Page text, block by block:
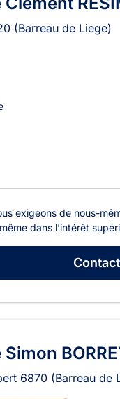
(Barreau de Liege)
exigeons de nous-
dans l’intérêt
6870 (Barreau de